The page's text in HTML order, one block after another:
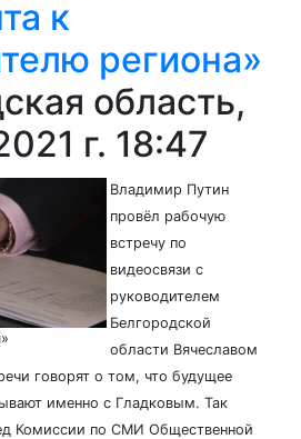
к
региона»
область,
г. 18:47
Владимир Путин
провёл рабочую
встречу по
видеосвязи с
руководителем
Белгородской
области Вячеславом
говорят о том, что будущее
именно с Гладковым. Так
Комиссии по СМИ Общественной